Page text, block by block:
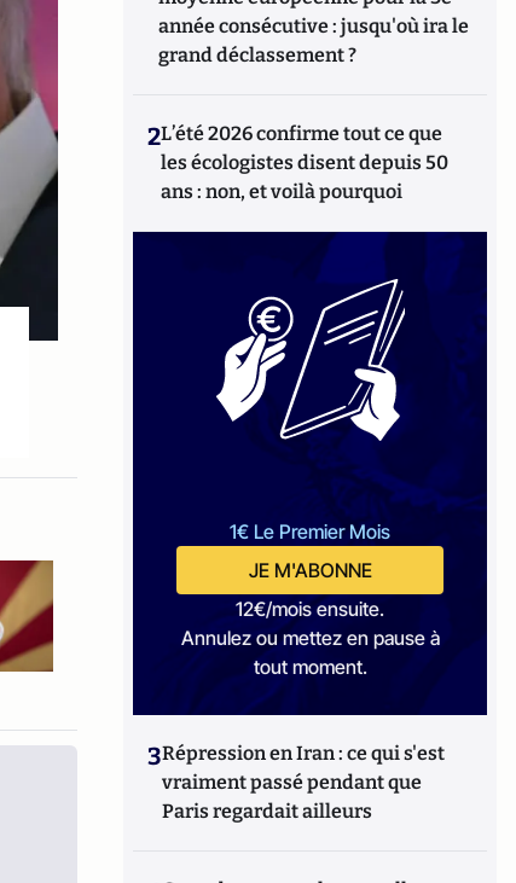
année consécutive : jusqu'où ira le
grand déclassement ?
2L’été 2026 confirme tout ce que
les écologistes disent depuis 50
ans : non, et voilà pourquoi
1€ Le Premier Mois
JE M'ABONNE
12€/mois ensuite.
Annulez ou mettez en pause à
tout moment.
3Répression en Iran : ce qui s'est
vraiment passé pendant que
Paris regardait ailleurs